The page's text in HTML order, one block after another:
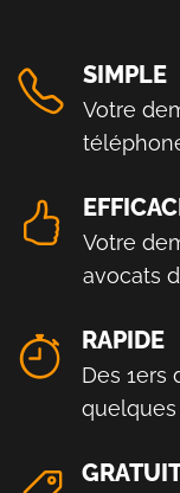
SIMPLE
Votre
Votre
avocats
RAPIDE
Des 1ers